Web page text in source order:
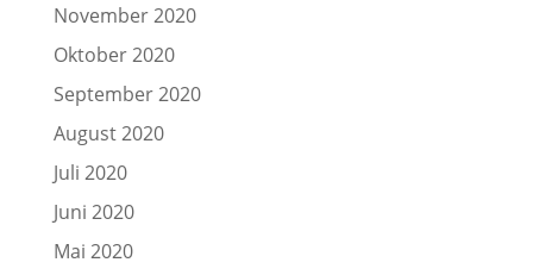
November 2020
Oktober 2020
September 2020
August 2020
Juli 2020
Juni 2020
Mai 2020